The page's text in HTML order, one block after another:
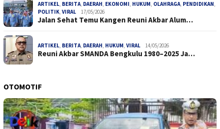
ARTIKEL, BERITA, DAERAH, EKONOMI, HUKUM, OLAHRAGA, PENDIDIKAN,
POLITIK, VIRAL 17/05/2026
Jalan Sehat Temu Kangen Reuni Akbar Alum…
ARTIKEL, BERITA, DAERAH, HUKUM, VIRAL 14/05/2026
Reuni Akbar SMANDA Bengkulu 1980–2025 Ja…
OTOMOTIF